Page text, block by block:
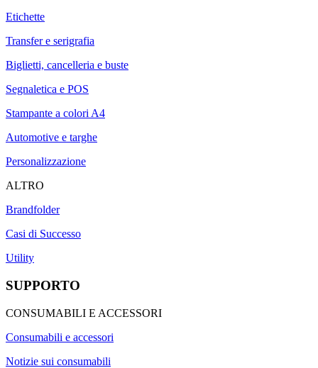
Etichette
Transfer e serigrafia
Biglietti, cancelleria e buste
Segnaletica e POS
Stampante a colori A4
Automotive e targhe
Personalizzazione
ALTRO
Brandfolder
Casi di Successo
Utility
SUPPORTO
CONSUMABILI E ACCESSORI
Consumabili e accessori
Notizie sui consumabili